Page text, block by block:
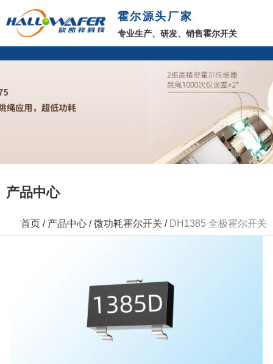
霍尔源头厂家
专业生产、研发、销售霍尔开关
产品中心
首页 / 产品中心 /微功耗霍尔开关 / DH1385 全极霍尔开关